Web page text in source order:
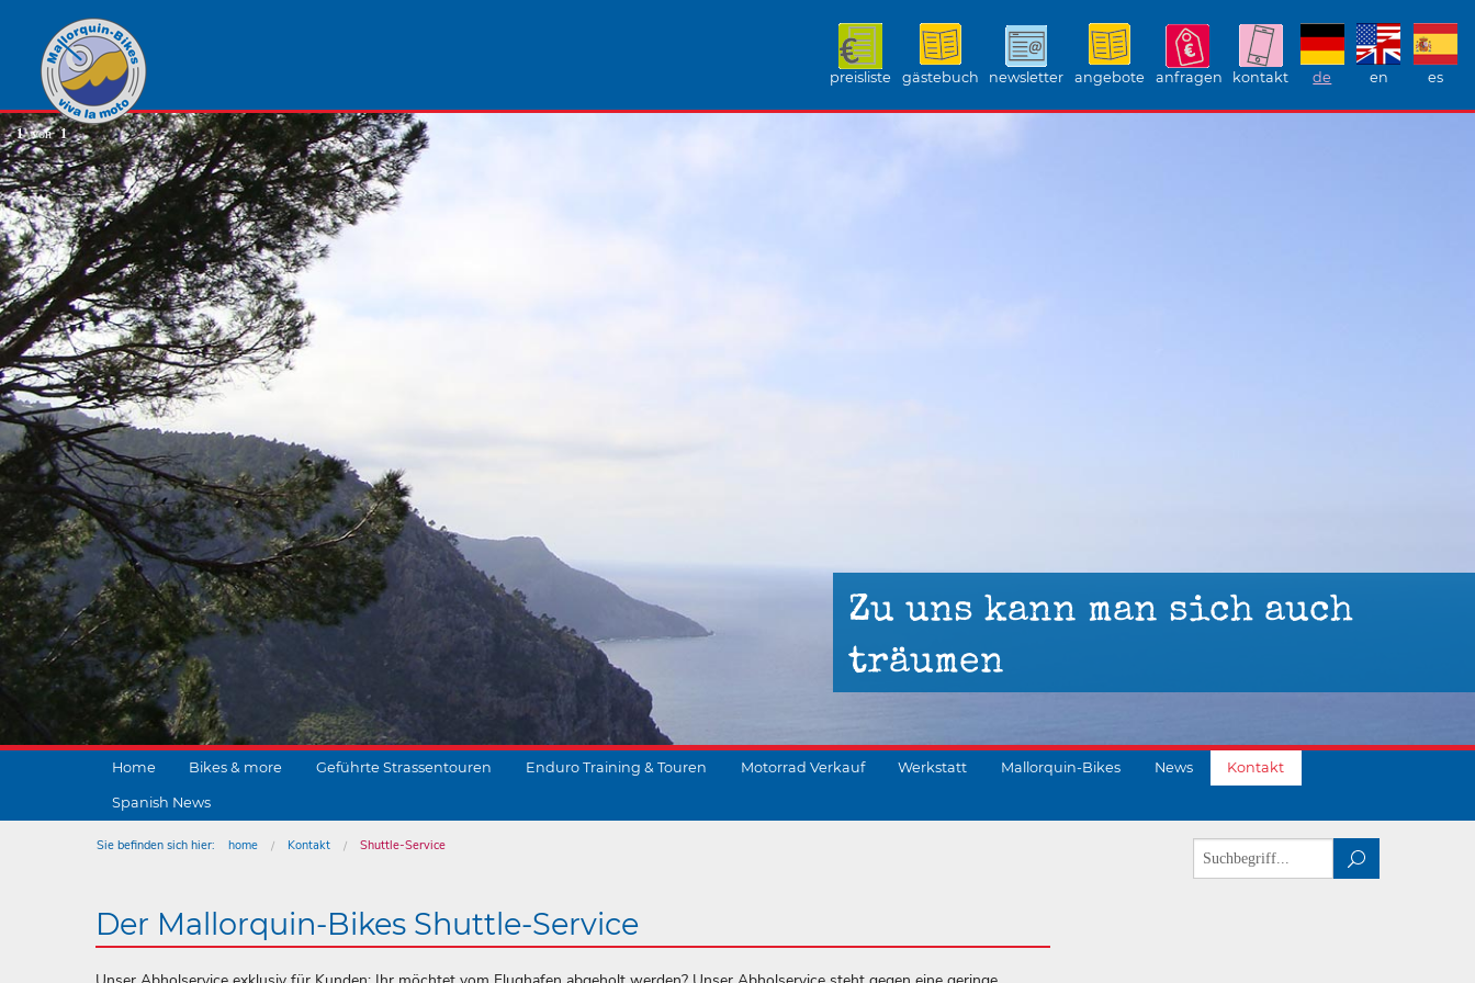
preisliste gästebuch newsletter angebote anfragen kontakt de en es
Zu uns kann man sich auch
träumen
1 von 1
Home Bikes & more Geführte Strassentouren Enduro Training & Touren Motorrad Verkauf Werkstatt Mallorquin-Bikes News Kontakt
Spanish News
Sie befinden sich hier: home Kontakt
Shuttle-Service
Der Mallorquin-Bikes Shuttle-Service